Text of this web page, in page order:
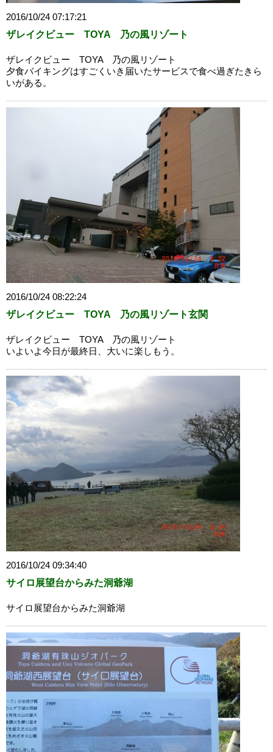
2016/10/24 07:17:21
ザレイクビュー TOYA 乃の風リゾート
ザレイクビュー TOYA 乃の風リゾート
夕食バイキングはすごくいき届いたサービスで食べ過ぎたきら
いがある。
2016/10/24 08:22:24
ザレイクビュー TOYA 乃の風リゾート玄関
ザレイクビュー TOYA 乃の風リゾート
いよいよ今日が最終日、大いに楽しもう。
2016/10/24 09:34:40
サイロ展望台からみた洞爺湖
サイロ展望台からみた洞爺湖